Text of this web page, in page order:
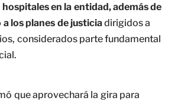
en la entidad, además de
los planes de justiciadirigidos a
considerados parte fundamental
que aprovechará la gira para